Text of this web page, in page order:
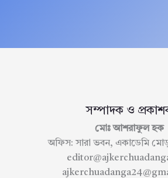
সম্পাদক ও
মোঃ আশরাফুল হক
অফিস: সারা ভবন, একাডেমি মোড়,